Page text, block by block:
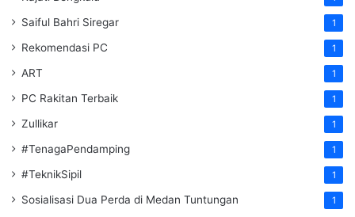
Saiful Bahri Siregar 1
Rekomendasi PC 1
ART 1
PC Rakitan Terbaik 1
Zullikar 1
#TenagaPendamping 1
#TeknikSipil 1
Sosialisasi Dua Perda di Medan Tuntungan 1